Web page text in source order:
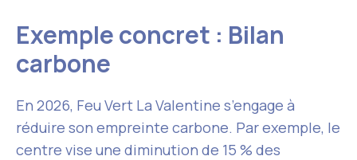
Exemple concret : Bilan
carbone
En 2026, Feu Vert La Valentine s’engage à
réduire son empreinte carbone. Par exemple, le
centre vise une diminution de 15 % des